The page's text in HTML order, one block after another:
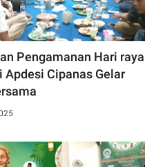
Pengamanan Hari raya
Apdesi Cipanas Gelar